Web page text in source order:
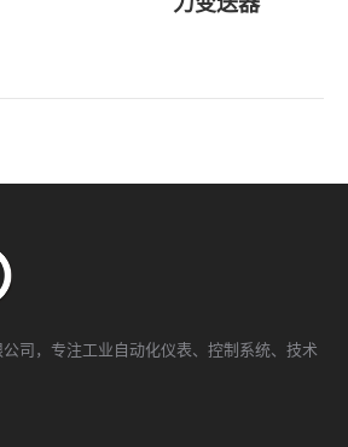
司，专注工业自动化仪表、控制系统、技术